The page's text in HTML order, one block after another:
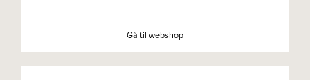
Gå til webshop